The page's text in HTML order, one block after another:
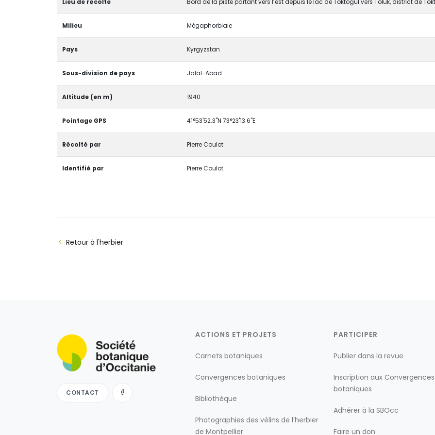
Lieu de récolte Bord de la piste partant vers l’est depuis le lac de Toktogul vers Toluk, district de
Milieu Mégaphorbiaie
Pays Kyrgyzstan
Sous-division de pays Jalal-Abad
Altitude (en m) 1940
Pointage GPS 41°53'52.3"N 73°23'13.6"E
Récolté par Pierre Coulot
Identifié par Pierre Coulot
Retour à l'herbier
CONTACT
ACTIONS ET PROJETS
Carnets botaniques
Convergences botaniques
Bibliothèque
Photographies des vélins de l’herbier
de Montpellier
PARTICIPER
Publier dans la revue
Inscription aux Convergences
botaniques
Adhérer à la SBOcc
Faire un don